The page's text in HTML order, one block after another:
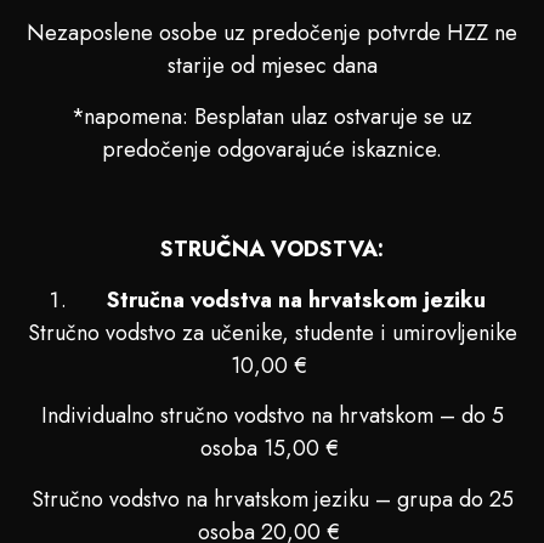
Nezaposlene osobe uz predočenje potvrde HZZ ne
starije od mjesec dana
*napomena: Besplatan ulaz ostvaruje se uz
predočenje odgovarajuće iskaznice.
STRUČNA VODSTVA:
Stručna vodstva na hrvatskom jeziku
Stručno vodstvo za učenike, studente i umirovljenike
10,00 €
Individualno stručno vodstvo na hrvatskom – do 5
osoba 15,00 €
Stručno vodstvo na hrvatskom jeziku – grupa do 25
osoba 20,00 €